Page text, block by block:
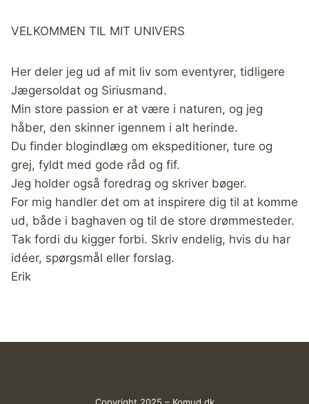
VELKOMMEN TIL MIT UNIVERS
Her deler jeg ud af mit liv som eventyrer, tidligere
Jægersoldat og Siriusmand.
Min store passion er at være i naturen, og jeg
håber, den skinner igennem i alt herinde.
Du finder blogindlæg om ekspeditioner, ture og
grej, fyldt med gode råd og fif.
Jeg holder også foredrag og skriver bøger.
For mig handler det om at inspirere dig til at komme
ud, både i baghaven og til de store drømmesteder.
Tak fordi du kigger forbi. Skriv endelig, hvis du har
idéer, spørgsmål eller forslag.
Erik